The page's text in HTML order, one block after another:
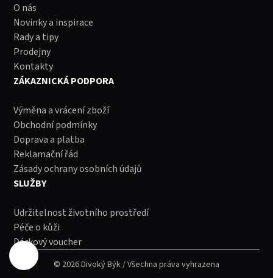
O nás
Novinky a inspirace
Rady a tipy
Prodejny
Kontakty
ZÁKAZNICKÁ PODPORA
Výměna a vrácení zboží
Obchodní podmínky
Doprava a platba
Reklamační řád
Zásady ochrany osobních údajů
SLUŽBY
Udržitelnost životního prostředí
Péče o kůži
Dárkový voucher
© 2026 Divoký Býk / Všechna práva vyhrazena